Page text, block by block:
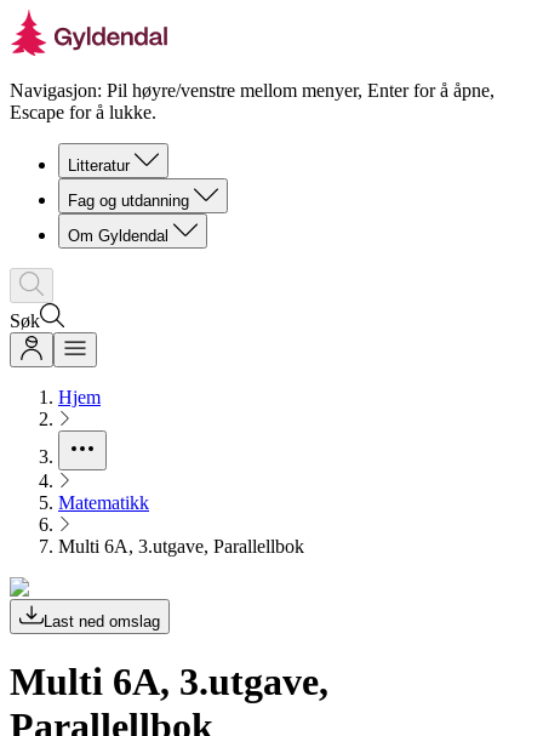
Navigasjon: Pil høyre/venstre mellom menyer, Enter for å åpne,
Escape for å lukke.
Litteratur
Fag og utdanning
Om Gyldendal
Søk
Hjem
Matematikk
Multi 6A, 3.utgave, Parallellbok
Last ned omslag
Multi 6A, 3.utgave,
Parallellbok